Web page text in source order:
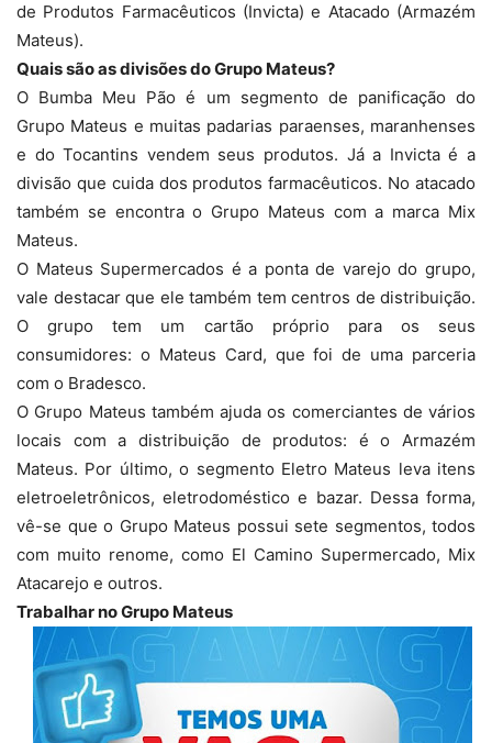
de Produtos Farmacêuticos (Invicta) e Atacado (Armazém
Mateus).
Quais são as divisões do Grupo Mateus?
O Bumba Meu Pão é um segmento de panificação do
Grupo Mateus e muitas padarias paraenses, maranhenses
e do Tocantins vendem seus produtos. Já a Invicta é a
divisão que cuida dos produtos farmacêuticos. No atacado
também se encontra o Grupo Mateus com a marca Mix
Mateus.
O Mateus Supermercados é a ponta de varejo do grupo,
vale destacar que ele também tem centros de distribuição.
O grupo tem um cartão próprio para os seus
consumidores: o Mateus Card, que foi de uma parceria
com o Bradesco.
O Grupo Mateus também ajuda os comerciantes de vários
locais com a distribuição de produtos: é o Armazém
Mateus. Por último, o segmento Eletro Mateus leva itens
eletroeletrônicos, eletrodoméstico e bazar. Dessa forma,
vê-se que o Grupo Mateus possui sete segmentos, todos
com muito renome, como El Camino Supermercado, Mix
Atacarejo e outros.
Trabalhar no Grupo Mateus